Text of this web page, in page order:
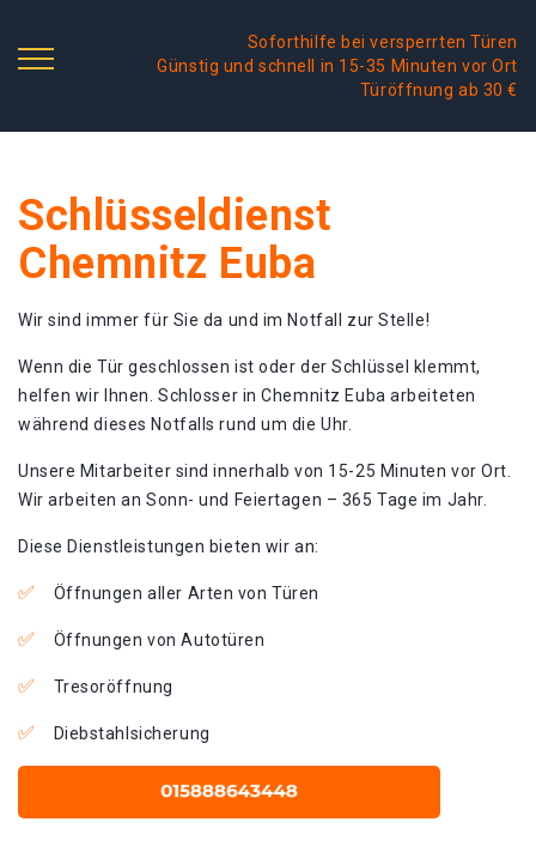
Soforthilfe bei versperrten Türen
Günstig und schnell in 15-35 Minuten vor Ort
Türöffnung ab 30 €
Schlüsseldienst
Chemnitz Euba
Wir sind immer für Sie da und im Notfall zur Stelle!
Wenn die Tür geschlossen ist oder der Schlüssel klemmt,
helfen wir Ihnen. Schlosser in Chemnitz Euba arbeiteten
während dieses Notfalls rund um die Uhr.
Unsere Mitarbeiter sind innerhalb von 15-25 Minuten vor Ort.
Wir arbeiten an Sonn- und Feiertagen – 365 Tage im Jahr.
Diese Dienstleistungen bieten wir an:
Öffnungen aller Arten von Türen
Öffnungen von Autotüren
Tresoröffnung
Diebstahlsicherung